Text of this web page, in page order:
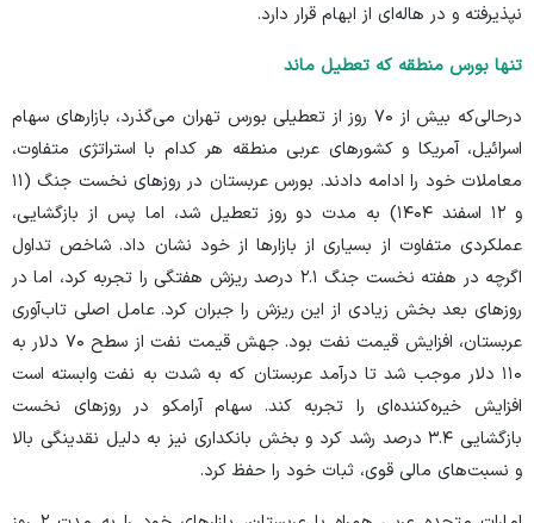
نپذیرفته و در هاله‌ای از ابهام قرار دارد.
تنها بورس منطقه که تعطیل ماند
درحالی‌که بیش از ۷۰ روز از تعطیلی بورس تهران می‌گذرد، بازار‌های سهام
اسرائیل، آمریکا و کشور‌های عربی منطقه هر کدام با استراتژی متفاوت،
معاملات خود را ادامه دادند. بورس عربستان در روز‌های نخست جنگ (۱۱
و ۱۲ اسفند ۱۴۰۴) به مدت دو روز تعطیل شد، اما پس از بازگشایی،
عملکردی متفاوت از بسیاری از بازار‌ها از خود نشان داد. شاخص تداول
اگرچه در هفته نخست جنگ ۲.۱ درصد ریزش هفتگی را تجربه کرد، اما در
روز‌های بعد بخش زیادی از این ریزش را جبران کرد. عامل اصلی تاب‌آوری
عربستان، افزایش قیمت نفت بود. جهش قیمت نفت از سطح ۷۰ دلار به
۱۱۰ دلار موجب شد تا درآمد عربستان که به شدت به نفت وابسته است
افزایش خیره‌کننده‌ای را تجربه کند. سهام آرامکو در روز‌های نخست
بازگشایی ۳.۴ درصد رشد کرد و بخش بانکداری نیز به دلیل نقدینگی بالا
و نسبت‌های مالی قوی، ثبات خود را حفظ کرد.